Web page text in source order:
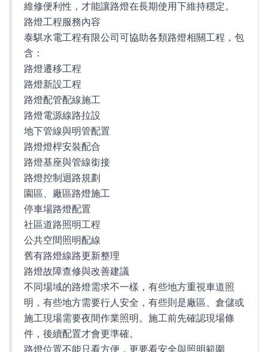
維修便利性，才能讓路燈在長期使用下維持穩定。
路燈工程服務內容
泰騏水電工程有限公司可協助各類路燈相關工程，包
含：
路燈遷移工程
路燈新設工程
路燈配管配線施工
路燈電源線路拉設
地下管線與明管配置
路燈燈桿安裝配合
路燈基座與管線銜接
路燈控制迴路規劃
園區、廠區路燈施工
停車場路燈配置
社區道路照明工程
公共空間照明配線
舊有路燈線路更新整理
路燈故障查修與改善建議
不同場域的路燈需求不一樣，有些地方重視車道照
明，有些地方需要行人安全，有些則是廠區、倉儲或
施工現場需要夜間作業照明。施工前先確認現場條
件，後續配置才會更準確。
路燈位置不能只看方便，更要看安全與照明範圍